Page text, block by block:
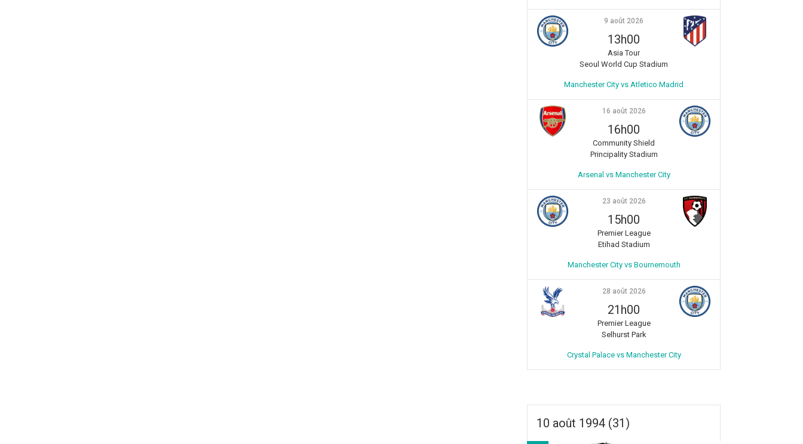
9 août 2026
13h00
Asia Tour
Seoul World Cup Stadium
Manchester City vs Atletico Madrid
16 août 2026
16h00
Community Shield
Principality Stadium
Arsenal vs Manchester City
23 août 2026
15h00
Premier League
Etihad Stadium
Manchester City vs Bournemouth
28 août 2026
21h00
Premier League
Selhurst Park
Crystal Palace vs Manchester City
10 août 1994 (31)